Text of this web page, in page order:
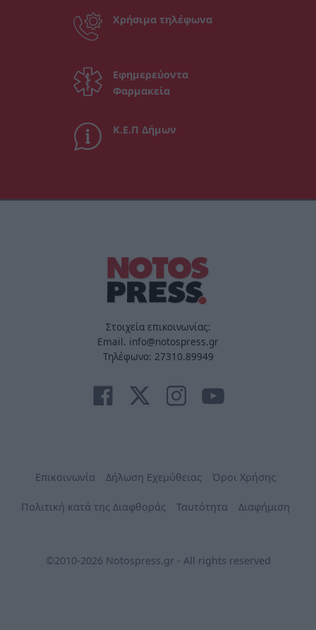
Χρήσιμα τηλέφωνα
Εφημερεύοντα
Φαρμακεία
Κ.Ε.Π Δήμων
Στοιχεία επικοινωνίας:
Email. info@notospress.gr
Τηλέφωνο: 27310.89949
Επικοινωνία Δήλωση Εχεμύθειας Όροι Χρήσης
Πολιτική κατά της Διαφθοράς Ταυτότητα Διαφήμιση
©2010-2026 Notospress.gr - All rights reserved